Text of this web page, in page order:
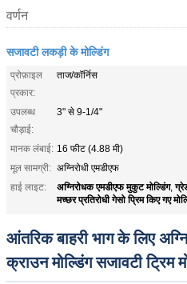
वर्णन
सजावटी लकड़ी के मोल्डिंग
प्रोफ़ाइल
प्रकार:
ताज/कॉर्निस
उपलब्ध
चौड़ाई:
3" से 9-1/4"
मानक लंबाई: 16 फीट (4.88 मी)
मूल सामग्री: अग्निरोधी एमडीएफ
हाई लाइट:
अग्निरोधक एमडीएफ मुकुट मोल्डिंग,
मच्छर प्रतिरोधी गेसो प्रिम किए गए
आंतरिक बाहरी भाग के लिए
क्राउन मोल्डिंग सजावटी ट्रिम